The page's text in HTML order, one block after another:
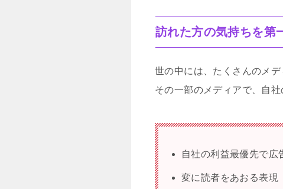
訪れた方の気持ちを第
世の中には、たくさんのメデ
その一部のメディアで、自
自社の利益最優先で広
変に読者をあおる表現